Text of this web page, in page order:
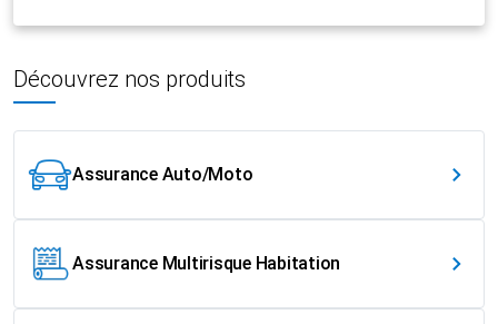
Découvrez nos produits
Assurance Auto/Moto
Assurance Multirisque Habitation